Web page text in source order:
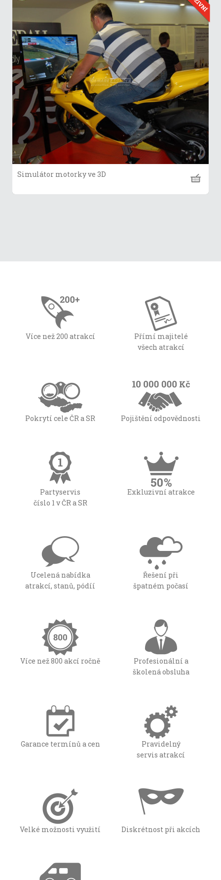
Simulátor motorky ve 3D
Více než 200 atrakcí
Přímí majitelé
všech atrakcí
Pokrytí cele ČR a SR Pojištění odpovědnosti
Partyservis
číslo 1 v ČR a SR
Exkluzivní atrakce
Ucelená nabídka
atrakcí, stanů, pódíí
Řešení při
špatném počasí
Více než 800 akcí ročně
Profesionální a
školená obsluha
Garance termínů a cen
Pravidelný
servis atrakcí
Velké možnosti využití Diskrétnost při akcích